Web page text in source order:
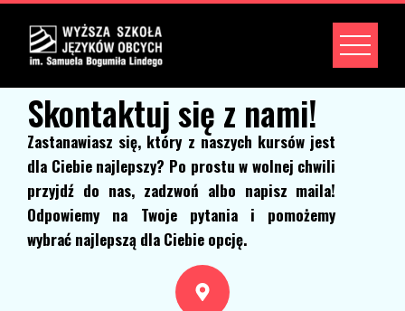
Skontaktuj się z nami!
Zastanawiasz się, który z naszych kursów jest
dla Ciebie najlepszy? Po prostu w wolnej chwili
przyjdź do nas, zadzwoń albo napisz maila!
Odpowiemy na Twoje pytania i pomożemy
wybrać najlepszą dla Ciebie opcję.